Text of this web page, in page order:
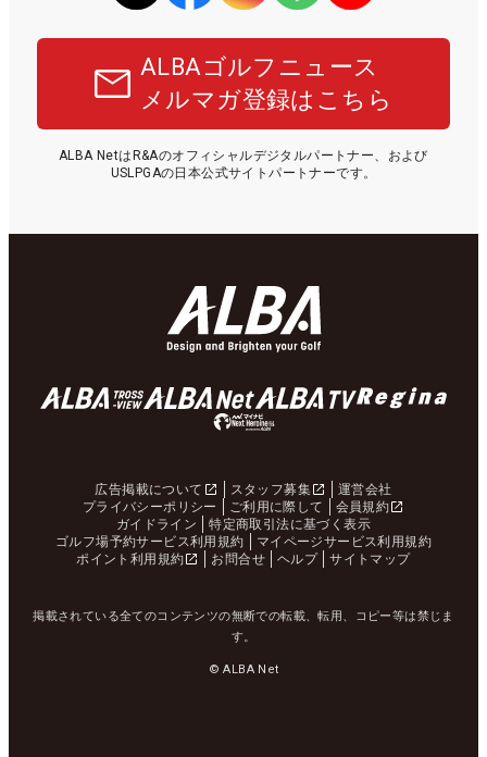
ALBAゴルフニュース
メルマガ登録はこちら
ALBA NetはR&Aのオフィシャルデジタルパートナー、および
USLPGAの日本公式サイトパートナーです。
広告掲載について スタッフ募集
運営会社
プライバシーポリシー
ご利用に際して
会員規約
ガイドライン
特定商取引法に基づく表示
ゴルフ場予約サービス利用規約
マイページサービス利用規約
ポイント利用規約
お問合せ ヘルプ サイトマップ
掲載されている全てのコンテンツの無断での転載、転用、コピー等は禁じま
す。
© ALBA Net